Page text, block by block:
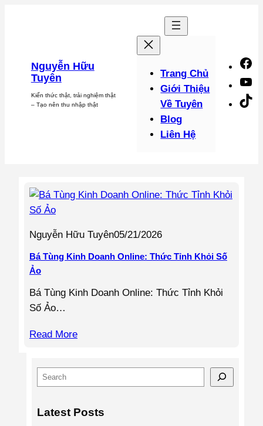
Nguyễn Hữu
Tuyên
Kiến thức thật, trải nghiệm thật
– Tạo nên thu nhập thật
Trang Chủ
Giới Thiệu
Về Tuyên
Blog
Liên Hệ
Nguyễn Hữu Tuyên05/21/2026
Bá Tùng Kinh Doanh Online: Thức Tỉnh Khỏi Số
Ảo
Bá Tùng Kinh Doanh Online: Thức Tỉnh Khỏi
Số Ảo…
Read More
S
e
r
Latest Posts